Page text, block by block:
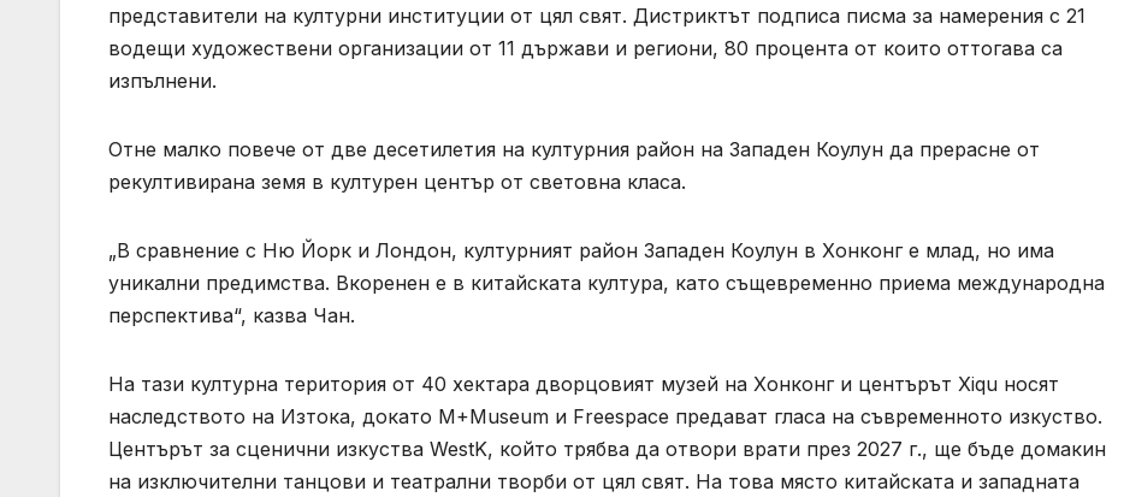
представители на културни институции от цял ​​свят. Дистриктът подписа писма за намерения с 21
водещи художествени организации от 11 държави и региони, 80 процента от които оттогава са
изпълнени.
Отне малко повече от две десетилетия на културния район на Западен Коулун да прерасне от
рекултивирана земя в културен център от световна класа.
„В сравнение с Ню Йорк и Лондон, културният район Западен Коулун в Хонконг е млад, но има
уникални предимства. Вкоренен е в китайската култура, като същевременно приема международна
перспектива“, казва Чан.
На тази културна територия от 40 хектара дворцовият музей на Хонконг и центърът Xiqu носят
наследството на Изтока, докато M+Museum и Freespace предават гласа на съвременното изкуство.
Центърът за сценични изкуства WestK, който трябва да отвори врати през 2027 г., ще бъде домакин
на изключителни танцови и театрални творби от цял ​​свят. На това място китайската и западната